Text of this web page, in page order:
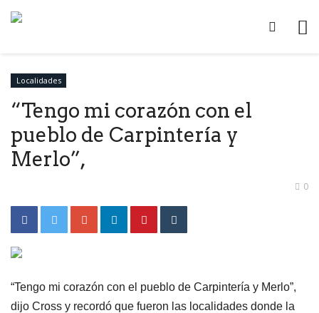
Localidades
“Tengo mi corazón con el
pueblo de Carpintería y
Merlo”,
0
“Tengo mi corazón con el pueblo de Carpintería y Merlo”,
dijo Cross y recordó que fueron las localidades donde la